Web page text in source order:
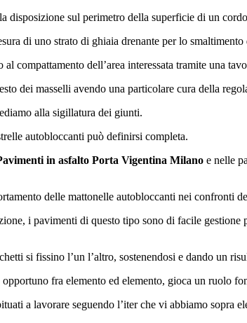
disposizione sul perimetro della superficie di un
di uno strato di ghiaia drenante per lo
al compattamento dell’area interessata tramite una
dei masselli avendo una particolare cura della
alla sigillatura dei giunti.
autobloccanti può definirsi completa.
in asfalto Porta Vigentina Milano e nelle
delle mattonelle autobloccanti nei confronti
i pavimenti di questo tipo sono di facile
si fissino l’un l’altro, sostenendosi e dando un
fra elemento ed elemento, gioca un ruolo
a lavorare seguendo l’iter che vi abbiamo sopra